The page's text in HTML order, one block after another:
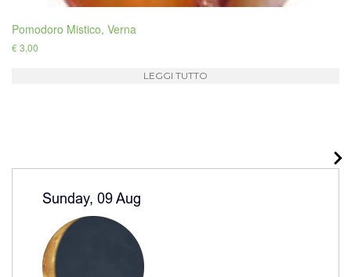
Pomodoro Mistico, Verna
€3,00
LEGGI TUTTO